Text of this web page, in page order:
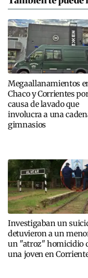
Megaallanamientos
Chaco y Corrientes
causa de lavado que
involucra a una
gimnasios
Investigaban un
detuvieron a un
un "atroz" homicidio
una joven en